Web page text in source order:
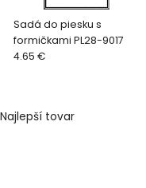
Sadá do piesku s
formičkami PL28-9017
4.65 €
Najlepší tovar